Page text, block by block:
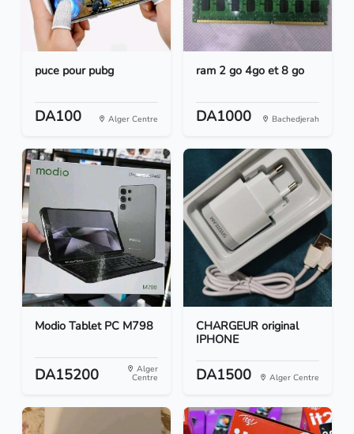
puce pour pubg
DA100 Alger Centre
ram 2 go 4go et 8 go
DA1000 Bachedjerah
Modio Tablet PC M798
DA15200 Alger
Centre
CHARGEUR original
IPHONE
DA1500 Alger Centre